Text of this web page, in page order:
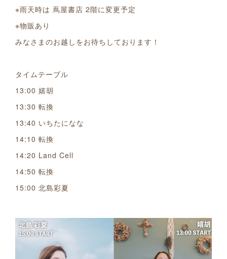
※雨天時は 蔦屋書店 2階に変更予定
※物販あり
みなさまのお越しをお待ちしております！
タイムテーブル
13:00 嬉胡
13:30 転換
13:40 いちたになな
14:10 転換
14:20 Land Cell
14:50 転換
15:00 北島彩夏